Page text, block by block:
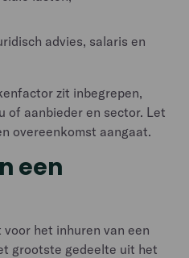
advies, salaris en
zit inbegrepen,
of aanbieder en sector. Let
overeenkomst aangaat.
een
het inhuren van een
grootste gedeelte uit het